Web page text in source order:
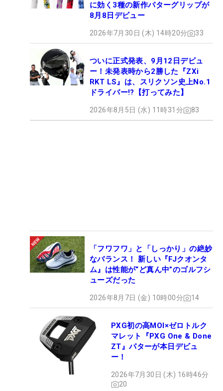
に効く3種の新作パターグリップが
8月8日デビュー
2026年7月30日 (木) 14時20分 33
ついに正式発表、9月12日デビュ
ー！未発表時から2勝した『ZXi
RKT LS』は、スリクソン史上No.1
ドライバー!?【打ってみた】
2026年8月5日 (水) 11時31分 83
「フワフワ」と「しっかり」の絶妙
なバランス！ 新しい『FJクオンタ
ム』は性能が“ど真ん中”のゴルフシ
ューズだった
2026年8月7日 (金) 10時00分 14
PXG初の高MOI×ゼロトルク
マレット『PXG One & Done
ZT』パターが本日デビュ
ー！
2026年7月30日 (木) 16時46分
20